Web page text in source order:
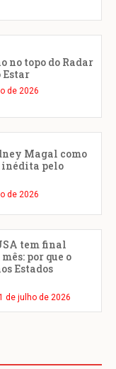
no topo do Radar
Estar
de 2026
Magal como
inédita pelo
de 2026
tem final
por que o
Estados
de julho de 2026